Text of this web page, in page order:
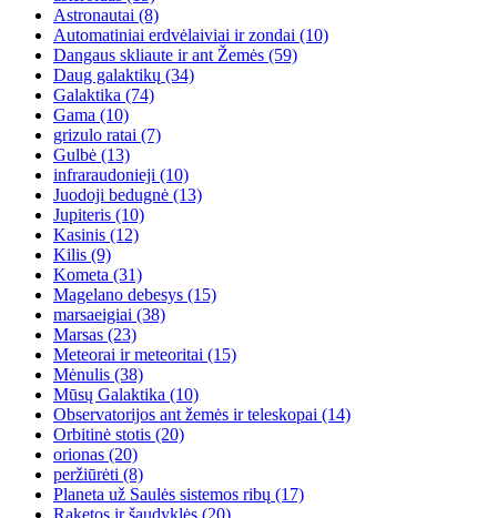
Astronautai (8)
Automatiniai erdvėlaiviai ir zondai (10)
Dangaus skliaute ir ant Žemės (59)
Daug galaktikų (34)
Galaktika (74)
Gama (10)
grizulo ratai (7)
Gulbė (13)
infraraudonieji (10)
Juodoji bedugnė (13)
Jupiteris (10)
Kasinis (12)
Kilis (9)
Kometa (31)
Magelano debesys (15)
marsaeigiai (38)
Marsas (23)
Meteorai ir meteoritai (15)
Mėnulis (38)
Mūsų Galaktika (10)
Observatorijos ant žemės ir teleskopai (14)
Orbitinė stotis (20)
orionas (20)
peržiūrėti (8)
Planeta už Saulės sistemos ribų (17)